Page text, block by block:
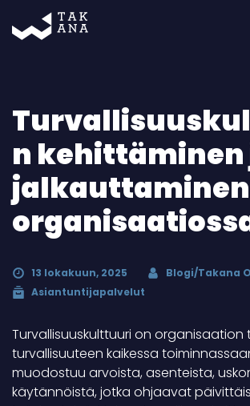
n kehittäminen
jalkauttaminen
13 lokakuun, 2025
Blogi/Takana
Asiantuntijapalvelut
Turvallisuuskulttuuri on
turvallisuuteen kaikessa
muodostuu arvoista, asenteista,
käytännöistä, jotka ohjaavat